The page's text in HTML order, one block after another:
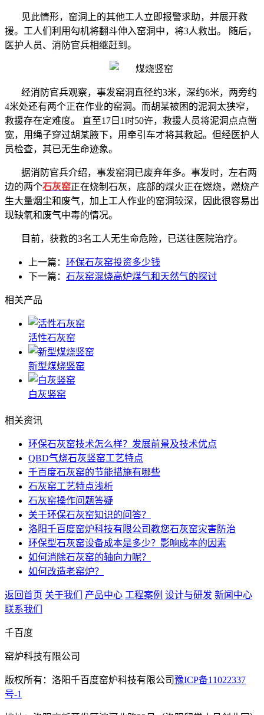
见此情形，窑洞上的其他工人立即报警求助，并展开救
援。工人们利用勾机将翻斗伸入窑洞中，将3人救出。 随后，
医护人员、消防官兵相继赶到。
经消防官兵观察，事发窑洞直径约3米，深约6米，两旁约
4米处还有两个正在作业的窑洞。而胡某被困的泥洞太狭窄，
救援存在定难度。 直至17 日 1 时50许，救援人员将泥洞点点凿
宽，用绳子穿过胡某腋下，用牵引车才将其救起。但经医护人
员检查，其已无生命迹象。
据消防官兵介绍，事发窑洞已废弃年多。事发时，左右两
边的两个石灰窑正在烧制石灰，底部的煤火正在燃烧，燃烧产
生大量烟尘和废气，加上工人作业的窑洞较深，因此很容易出
现缺氧和废气中毒的情况。
目前，获救的3名工人无生命危险，已送往医院治疗。
上一篇： 环保石灰窑投资多少钱
下一篇： 石灰窑混烧高炉煤气和天然气的探讨
相关产品
活性石灰窑
新型煤烧竖窑
白灰竖窑
相关资讯
环保石灰窑技术怎么样？发展前景及技术优点
QBD气烧石灰竖窑工艺特点
千百度石灰窑的节能措施有哪些
石灰窑工艺特点浅析
石灰窑操作问题答疑
关于环保石灰窑知识的问答？
洛阳千百度窑炉科技有限公司教您石灰窑灾害防治
环保型石灰窑设备成本是多少？影响成本的因素
如何消除石灰窑的轴向力呢？
如何改造老窑炉？
返回首页 关于我们 产品中心 工程案例 设计与研发 新闻中心
联系我们
千百度
窑炉科技有限公司
版权所有：洛阳千百度窑炉科技有限公司豫ICP备11022337
号-1